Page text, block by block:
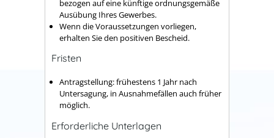
bezogen auf eine künftige ordnungsgemäße
Ausübung Ihres Gewerbes.
Wenn die Voraussetzungen vorliegen,
erhalten Sie den positiven Bescheid.
Fristen
Antragstellung: frühestens 1 Jahr nach
Untersagung, in Ausnahmefällen auch früher
möglich.
Erforderliche Unterlagen